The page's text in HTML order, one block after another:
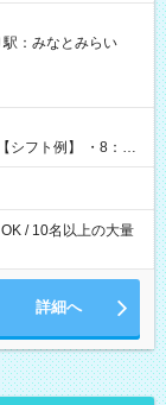
：みなとみらい
/ 10名以上の大量
詳細へ